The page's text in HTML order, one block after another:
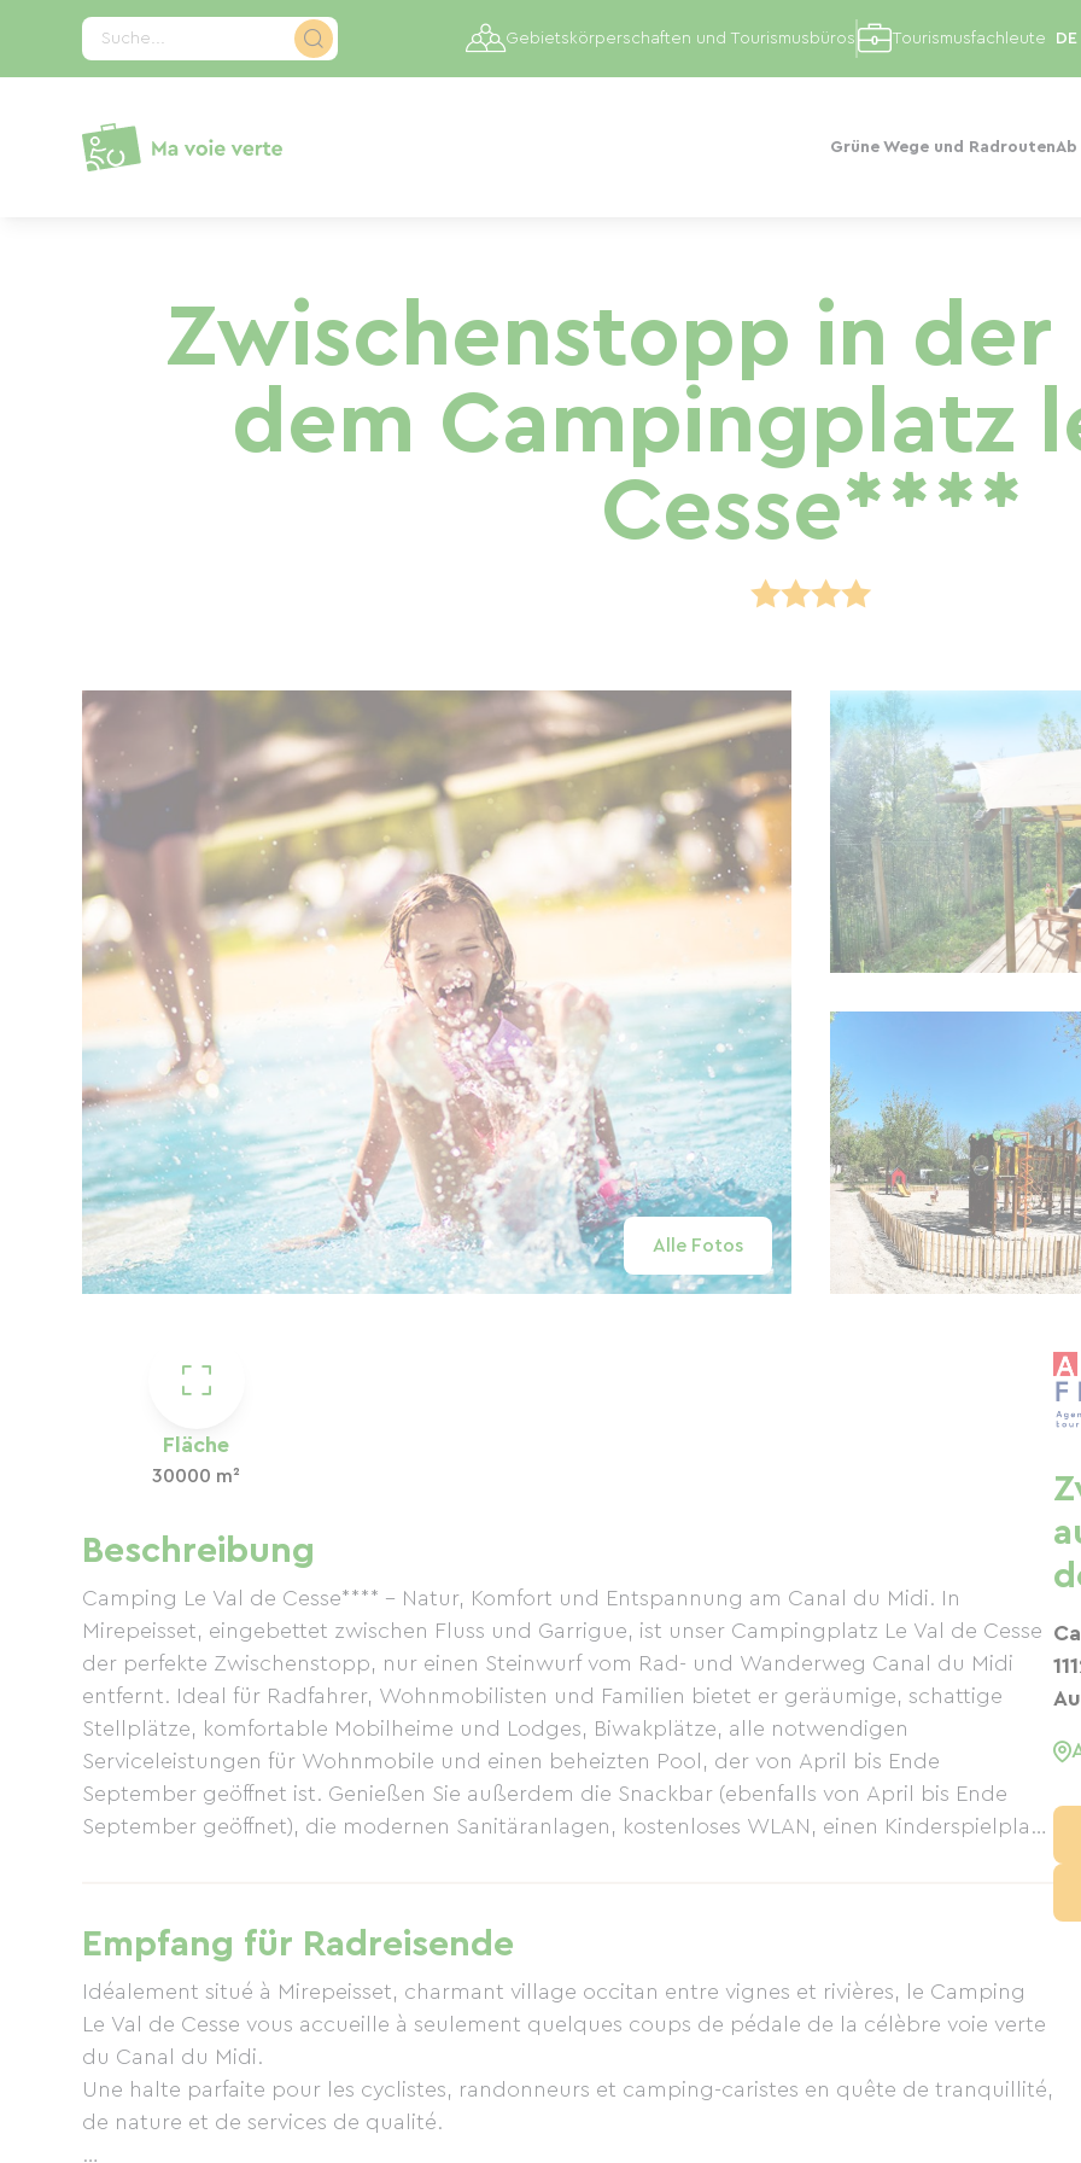
Suche...
Grüne Wege und Radrouten
Gebietskörperschaften und Tourismusbüros Tourismusfachleute
Zwischenstopp in der
dem Campingplatz
Cesse****
Alle Fotos
Fläche
30000 m²
Beschreibung
Camping Le Val de Cesse**** – Natur, Komfort und Entspannung am Canal du Midi. In
Mirepeisset, eingebettet zwischen Fluss und Garrigue, ist unser Campingplatz Le Val de Cesse
der perfekte Zwischenstopp, nur einen Steinwurf vom Rad- und Wanderweg Canal du Midi
entfernt. Ideal für Radfahrer, Wohnmobilisten und Familien bietet er geräumige, schattige
Stellplätze, komfortable Mobilheime und Lodges, Biwakplätze, alle notwendigen
Serviceleistungen für Wohnmobile und einen beheizten Pool, der von April bis Ende
September geöffnet ist. Genießen Sie außerdem die Snackbar (ebenfalls von April bis Ende
September geöffnet), die modernen Sanitäranlagen, kostenloses WLAN, einen Kinderspielplatz
familienfreundlichen und einladenden Atmosphäre, in der Nähe von Narbonne, Minerve und
den Mittelmeerstränden.
Empfang für Radreisende
Idéalement situé à Mirepeisset, charmant village occitan entre vignes et rivières, le Camping
Le Val de Cesse vous accueille à seulement quelques coups de pédale de la célèbre voie verte
du Canal du Midi.
Une halte parfaite pour les cyclistes, randonneurs et camping-caristes en quête de tranquillité,
de nature et de services de qualité.
Cookie-Einstellungen